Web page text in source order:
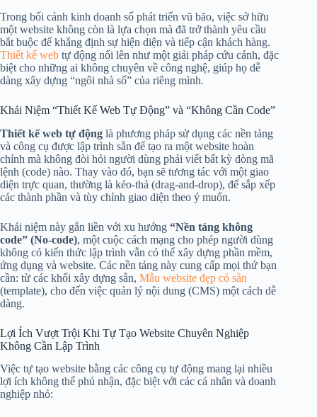
Trong bối cảnh kinh doanh số phát triển vũ bão, việc sở hữu
một website không còn là lựa chọn mà đã trở thành yêu cầu
bắt buộc để khẳng định sự hiện diện và tiếp cận khách hàng.
Thiết kế web tự động nổi lên như một giải pháp cứu cánh, đặc
biệt cho những ai không chuyên về công nghệ, giúp họ dễ
dàng xây dựng “ngôi nhà số” của riêng mình.
Khái Niệm “Thiết Kế Web Tự Động” và “Không Cần Code”
Thiết kế web tự động là phương pháp sử dụng các nền tảng
và công cụ được lập trình sẵn để tạo ra một website hoàn
chỉnh mà không đòi hỏi người dùng phải viết bất kỳ dòng mã
lệnh (code) nào. Thay vào đó, bạn sẽ tương tác với một giao
diện trực quan, thường là kéo-thả (drag-and-drop), để sắp xếp
các thành phần và tùy chỉnh giao diện theo ý muốn.
Khái niệm này gắn liền với xu hướng “Nền tảng không
code” (No-code), một cuộc cách mạng cho phép người dùng
không có kiến thức lập trình vẫn có thể xây dựng phần mềm,
ứng dụng và website. Các nền tảng này cung cấp mọi thứ bạn
cần: từ các khối xây dựng sẵn, Mẫu website đẹp có sẵn
(template), cho đến việc quản lý nội dung (CMS) một cách dễ
dàng.
Lợi Ích Vượt Trội Khi Tự Tạo Website Chuyên Nghiệp
Không Cần Lập Trình
Việc tự tạo website bằng các công cụ tự động mang lại nhiều
lợi ích không thể phủ nhận, đặc biệt với các cá nhân và doanh
nghiệp nhỏ: